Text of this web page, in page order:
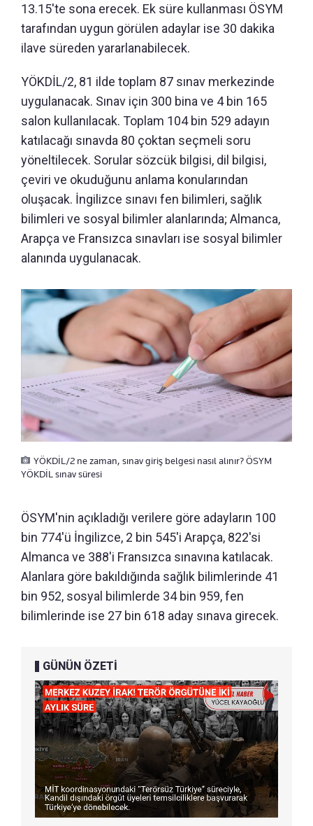
13.15'te sona erecek. Ek süre kullanması ÖSYM
tarafından uygun görülen adaylar ise 30 dakika
ilave süreden yararlanabilecek.
YÖKDİL/2, 81 ilde toplam 87 sınav merkezinde
uygulanacak. Sınav için 300 bina ve 4 bin 165
salon kullanılacak. Toplam 104 bin 529 adayın
katılacağı sınavda 80 çoktan seçmeli soru
yöneltilecek. Sorular sözcük bilgisi, dil bilgisi,
çeviri ve okuduğunu anlama konularından
oluşacak. İngilizce sınavı fen bilimleri, sağlık
bilimleri ve sosyal bilimler alanlarında; Almanca,
Arapça ve Fransızca sınavları ise sosyal bilimler
alanında uygulanacak.
YÖKDİL/2 ne zaman, sınav giriş belgesi nasıl alınır? ÖSYM
YÖKDİL sınav süresi
ÖSYM'nin açıkladığı verilere göre adayların 100
bin 774'ü İngilizce, 2 bin 545'i Arapça, 822'si
Almanca ve 388'i Fransızca sınavına katılacak.
Alanlara göre bakıldığında sağlık bilimlerinde 41
bin 952, sosyal bilimlerde 34 bin 959, fen
bilimlerinde ise 27 bin 618 aday sınava girecek.
GÜNÜN ÖZETİ